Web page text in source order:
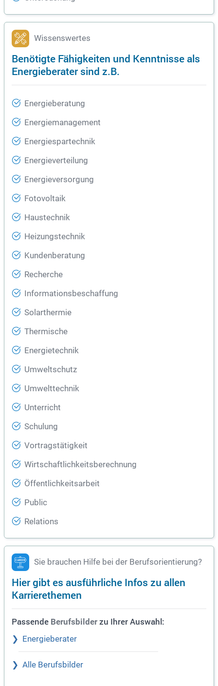
Wissenswertes
Benötigte Fähigkeiten und Kenntnisse als
Energieberater sind z.B.
Energieberatung
Energiemanagement
Energiespartechnik
Energieverteilung
Energieversorgung
Fotovoltaik
Haustechnik
Heizungstechnik
Kundenberatung
Recherche
Informationsbeschaffung
Solarthermie
Thermische
Energietechnik
Umweltschutz
Umwelttechnik
Unterricht
Schulung
Vortragstätigkeit
Wirtschaftlichkeitsberechnung
Öffentlichkeitsarbeit
Public
Relations
Sie brauchen Hilfe bei der Berufsorientierung?
Hier gibt es ausführliche Infos zu allen
Karrierethemen
Passende Berufsbilder zu Ihrer Auswahl:
Energieberater
Alle Berufsbilder